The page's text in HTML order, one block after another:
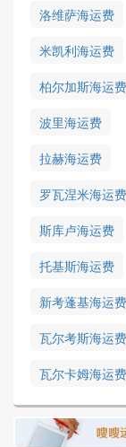
洛维萨海运费
米凯利海运费
柏尔加斯海运费
波里海运费
拉赫海运费
罗瓦涅米海运费
斯库卢海运费
托基斯海运费
新考蓬基海运费
瓦尔考斯海运费
瓦尔卡姆海运费